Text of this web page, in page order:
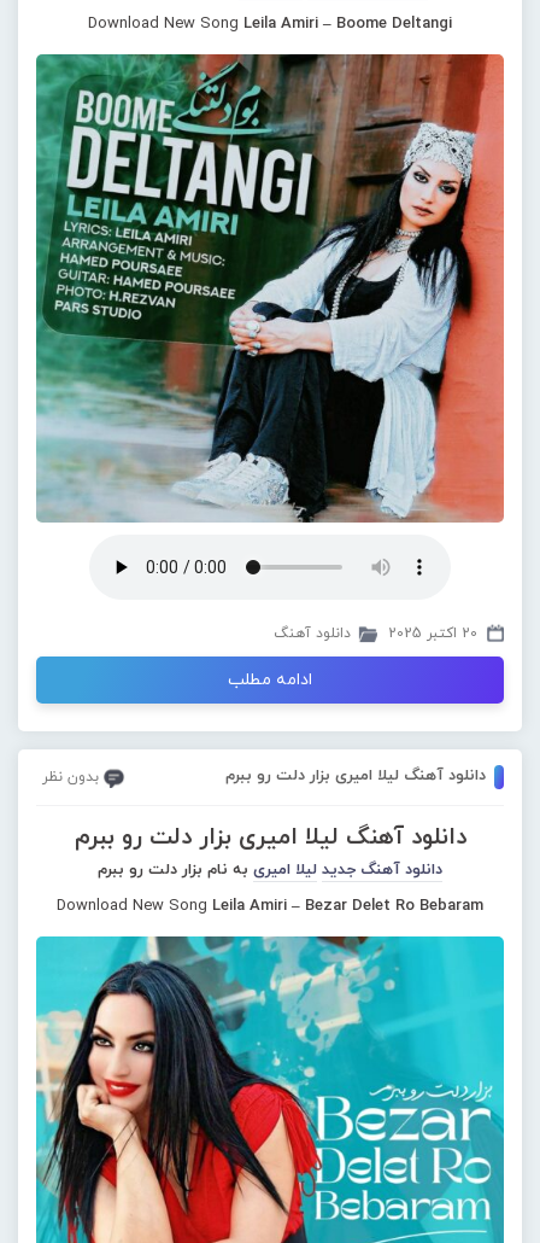
Download New Song Leila Amiri – Boome Deltangi
20 اکتبر 2025 دانلود آهنگ
ادامه مطلب
دانلود آهنگ لیلا امیری بزار دلت رو ببرم بدون نظر
دانلود آهنگ لیلا امیری بزار دلت رو ببرم
دانلود آهنگ جدید لیلا امیری به نام بزار دلت رو ببرم
Download New Song Leila Amiri – Bezar Delet Ro Bebaram